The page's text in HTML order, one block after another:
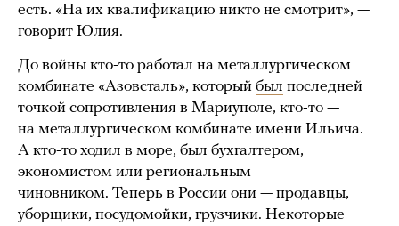
есть. «На их квалификацию никто не смотрит», —
говорит Юлия.
До войны кто-то работал на металлургическом
комбинате «Азовсталь», который был последней
точкой сопротивления в Мариуполе, кто-то —
на металлургическом комбинате имени Ильича.
А кто-то ходил в море, был бухгалтером,
экономистом или региональным
чиновником. Теперь в России они — продавцы,
уборщики, посудомойки, грузчики. Некоторые